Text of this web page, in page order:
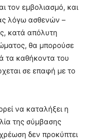
τον εμβολιασμό, και
λόγω ασθενών –
κατά απόλυτη
θα μπορούσε
τα καθήκοντα του
σε επαφή με το
να καταλήξει η
της σύμβασης
δεν προκύπτει